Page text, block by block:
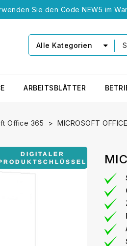
Sie den Code NEW5 im
Alle Kategorien
ARBEITSBLÄTTER
Office 365 MICROSOFT